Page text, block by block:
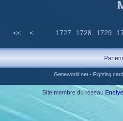
<< < 1727 1728 1729
Geneworld.net- Fighting
Site membre du réseau Enelye